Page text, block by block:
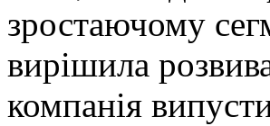
зростаючому
вирішила
компанія